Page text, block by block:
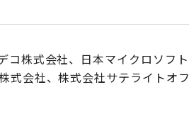
コ株式会社、日本マイクロソフト
式会社、株式会社サテライトオフ